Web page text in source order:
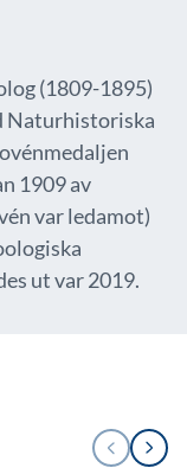
(1809-1895)
Naturhistoriska
1909 av
var ledamot)
ut var 2019.
1
/
FÖREGÅENDE
NÄSTA